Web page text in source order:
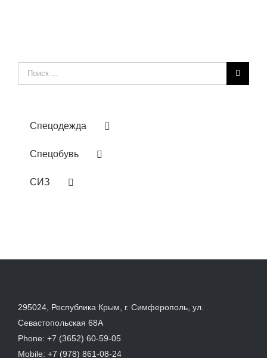
Результат
поиска:
Спецодежда
Спецобувь
СИЗ
295024, Республика Крым, г. Симферополь, ул.
Севастопольская 68А
Phone: +7 (3652) 60-59-05
Mobile: +7 (978) 861-08-24